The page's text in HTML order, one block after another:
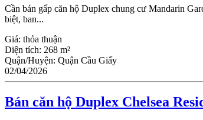
Cần bán gấp căn hộ Duplex chung cư Mandarin
biệt, ban...
Giá: thỏa thuận
Diện tích: 268 m²
Quận/Huyện: Quận Cầu Giấy
02/04/2026
Bán căn hộ Duplex Chelsea